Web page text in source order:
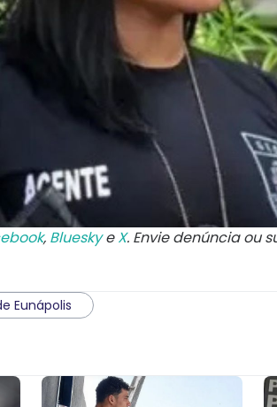
, BlueskyeX. Envie denúncia ou
Eunápolis